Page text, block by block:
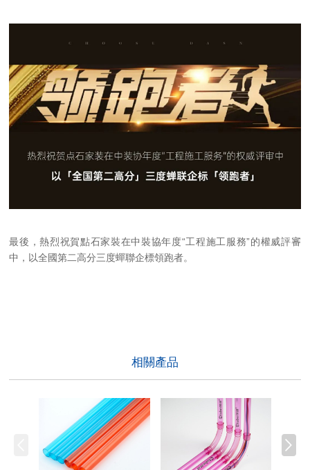
最後，熱烈祝賀點石家裝在中裝協年度“工程施工服務”的權威評審
中，以全國第二高分三度蟬聯企標領跑者。
相關產品